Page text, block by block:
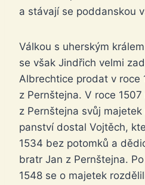
a stávají se poddanskou
Válkou s uherským
se však Jindřich velmi
Albrechtice prodat v roce
z Pernštejna. V roce
z Pernštejna svůj
panství dostal Vojtěch,
1534 bez potomků a
bratr Jan z Pernštejna.
1548 se o majetek